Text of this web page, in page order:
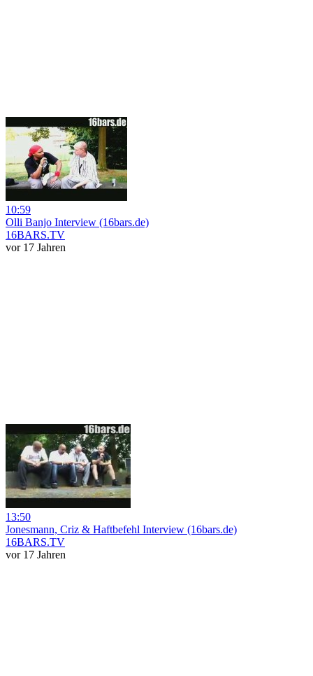
10:59
Olli Banjo Interview (16bars.de)
16BARS.TV
vor 17 Jahren
13:50
Jonesmann, Criz & Haftbefehl Interview (16bars.de)
16BARS.TV
vor 17 Jahren